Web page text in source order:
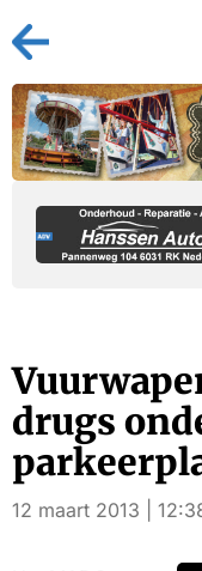
drugs
12 maart 2013 |